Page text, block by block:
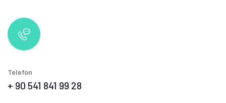
Telefon
+ 90 541 841 99 28